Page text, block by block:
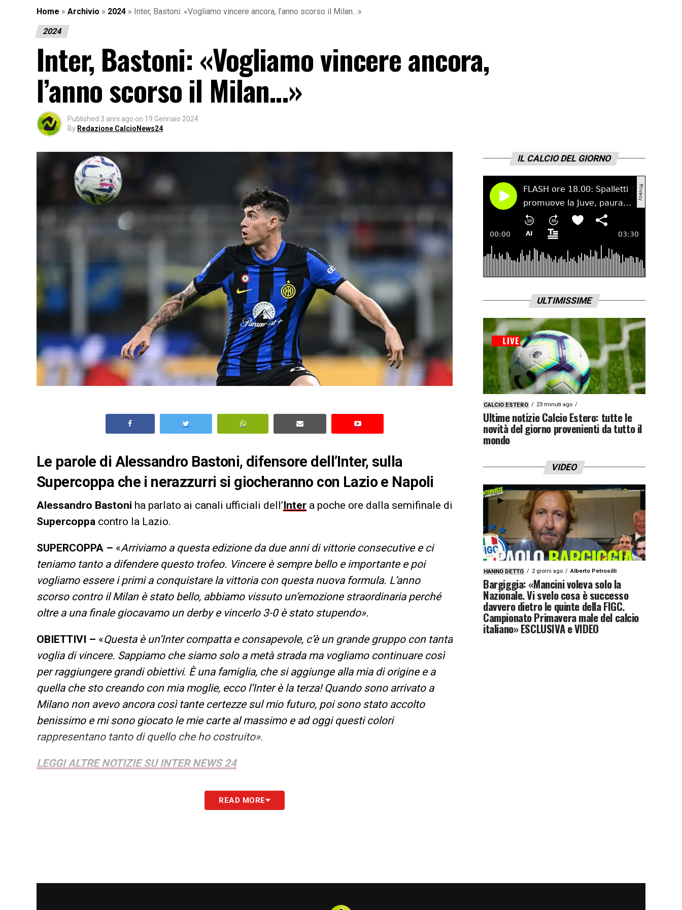
Home » Archivio » 2024 » Inter, Bastoni: «Vogliamo vincere ancora, l’anno scorso il Milan…»
2024
Inter, Bastoni: «Vogliamo vincere ancora,
l’anno scorso il Milan…»
Published 3 anni ago on 19 Gennaio 2024
By Redazione CalcioNews24
Le parole di Alessandro Bastoni, difensore dell’Inter, sulla
Supercoppa che i nerazzurri si giocheranno con Lazio e Napoli
Alessandro Bastoni ha parlato ai canali ufficiali dell’Inter a poche ore dalla semifinale di
Supercoppa contro la Lazio.
SUPERCOPPA – «Arriviamo a questa edizione da due anni di vittorie consecutive e ci
teniamo tanto a difendere questo trofeo. Vincere è sempre bello e importante e poi
vogliamo essere i primi a conquistare la vittoria con questa nuova formula. L’anno
scorso contro il Milan è stato bello, abbiamo vissuto un’emozione straordinaria perché
oltre a una finale giocavamo un derby e vincerlo 3-0 è stato stupendo».
OBIETTIVI – «Questa è un’Inter compatta e consapevole, c’è un grande gruppo con tanta
voglia di vincere. Sappiamo che siamo solo a metà strada ma vogliamo continuare così
per raggiungere grandi obiettivi. È una famiglia, che si aggiunge alla mia di origine e a
quella che sto creando con mia moglie, ecco l’Inter è la terza! Quando sono arrivato a
Milano non avevo ancora così tante certezze sul mio futuro, poi sono stato accolto
benissimo e mi sono giocato le mie carte al massimo e ad oggi questi colori
rappresentano tanto di quello che ho costruito».
LEGGI ALTRE NOTIZIE SU INTER NEWS 24
LA PLAYLIST DELLE NOSTRE TOP NEWSREAD MORE
IL CALCIO DEL GIORNO
ULTIMISSIME
CALCIO ESTERO 23 minuti ago
Ultime notizie Calcio Estero: tutte le
novità del giorno provenienti da tutto il
mondo
VIDEO
HANNO DETTO 2 giorni ago Alberto Petrosilli
Bargiggia: «Mancini voleva solo la
Nazionale. Vi svelo cosa è successo
davvero dietro le quinte della FIGC.
Campionato Primavera male del calcio
italiano» ESCLUSIVA e VIDEO